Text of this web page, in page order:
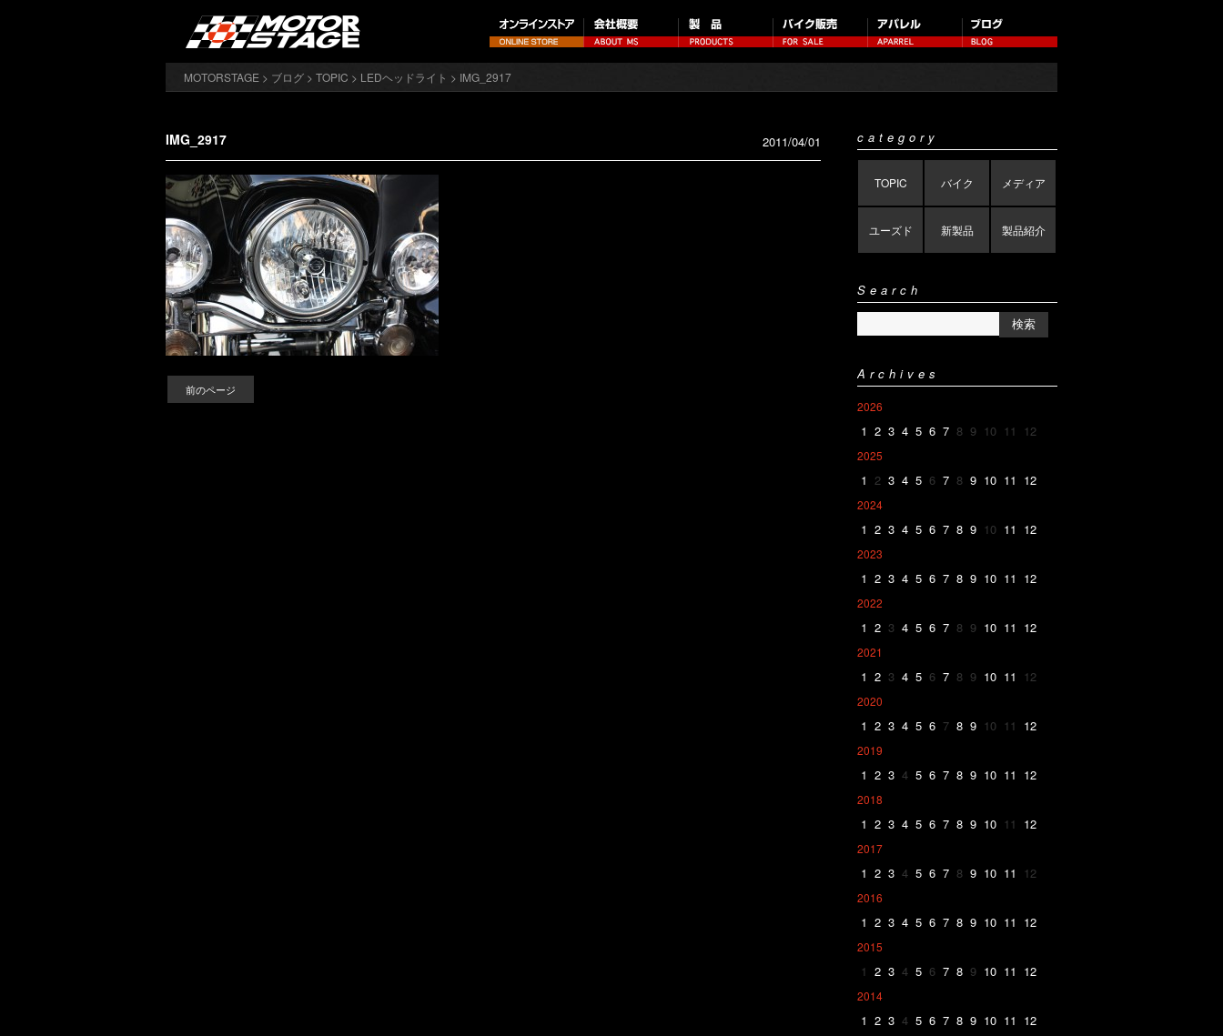
MOTORSTAGE > ブログ > TOPIC > LEDヘッドライト > IMG_2917
IMG_2917 2011/04/01
前のページ
category
TOPIC バイク メディア
ユーズド 新製品 製品紹介
Search
Archives
2026
1 2 3 4 5 6 7 8 9 10 11 12
2025
1 2 3 4 5 6 7 8 9 10 11 12
2024
1 2 3 4 5 6 7 8 9 10 11 12
2023
1 2 3 4 5 6 7 8 9 10 11 12
2022
1 2 3 4 5 6 7 8 9 10 11 12
2021
1 2 3 4 5 6 7 8 9 10 11 12
2020
1 2 3 4 5 6 7 8 9 10 11 12
2019
1 2 3 4 5 6 7 8 9 10 11 12
2018
1 2 3 4 5 6 7 8 9 10 11 12
2017
1 2 3 4 5 6 7 8 9 10 11 12
2016
1 2 3 4 5 6 7 8 9 10 11 12
2015
1 2 3 4 5 6 7 8 9 10 11 12
2014
1 2 3 4 5 6 7 8 9 10 11 12